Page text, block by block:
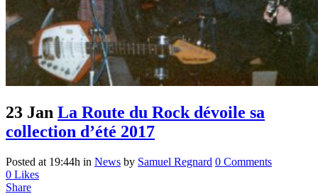
23 Jan La Route du Rock dévoile sa
collection d’été 2017
Posted at 19:44h in News by Samuel Regnard 0 Comments
0 Likes
Share